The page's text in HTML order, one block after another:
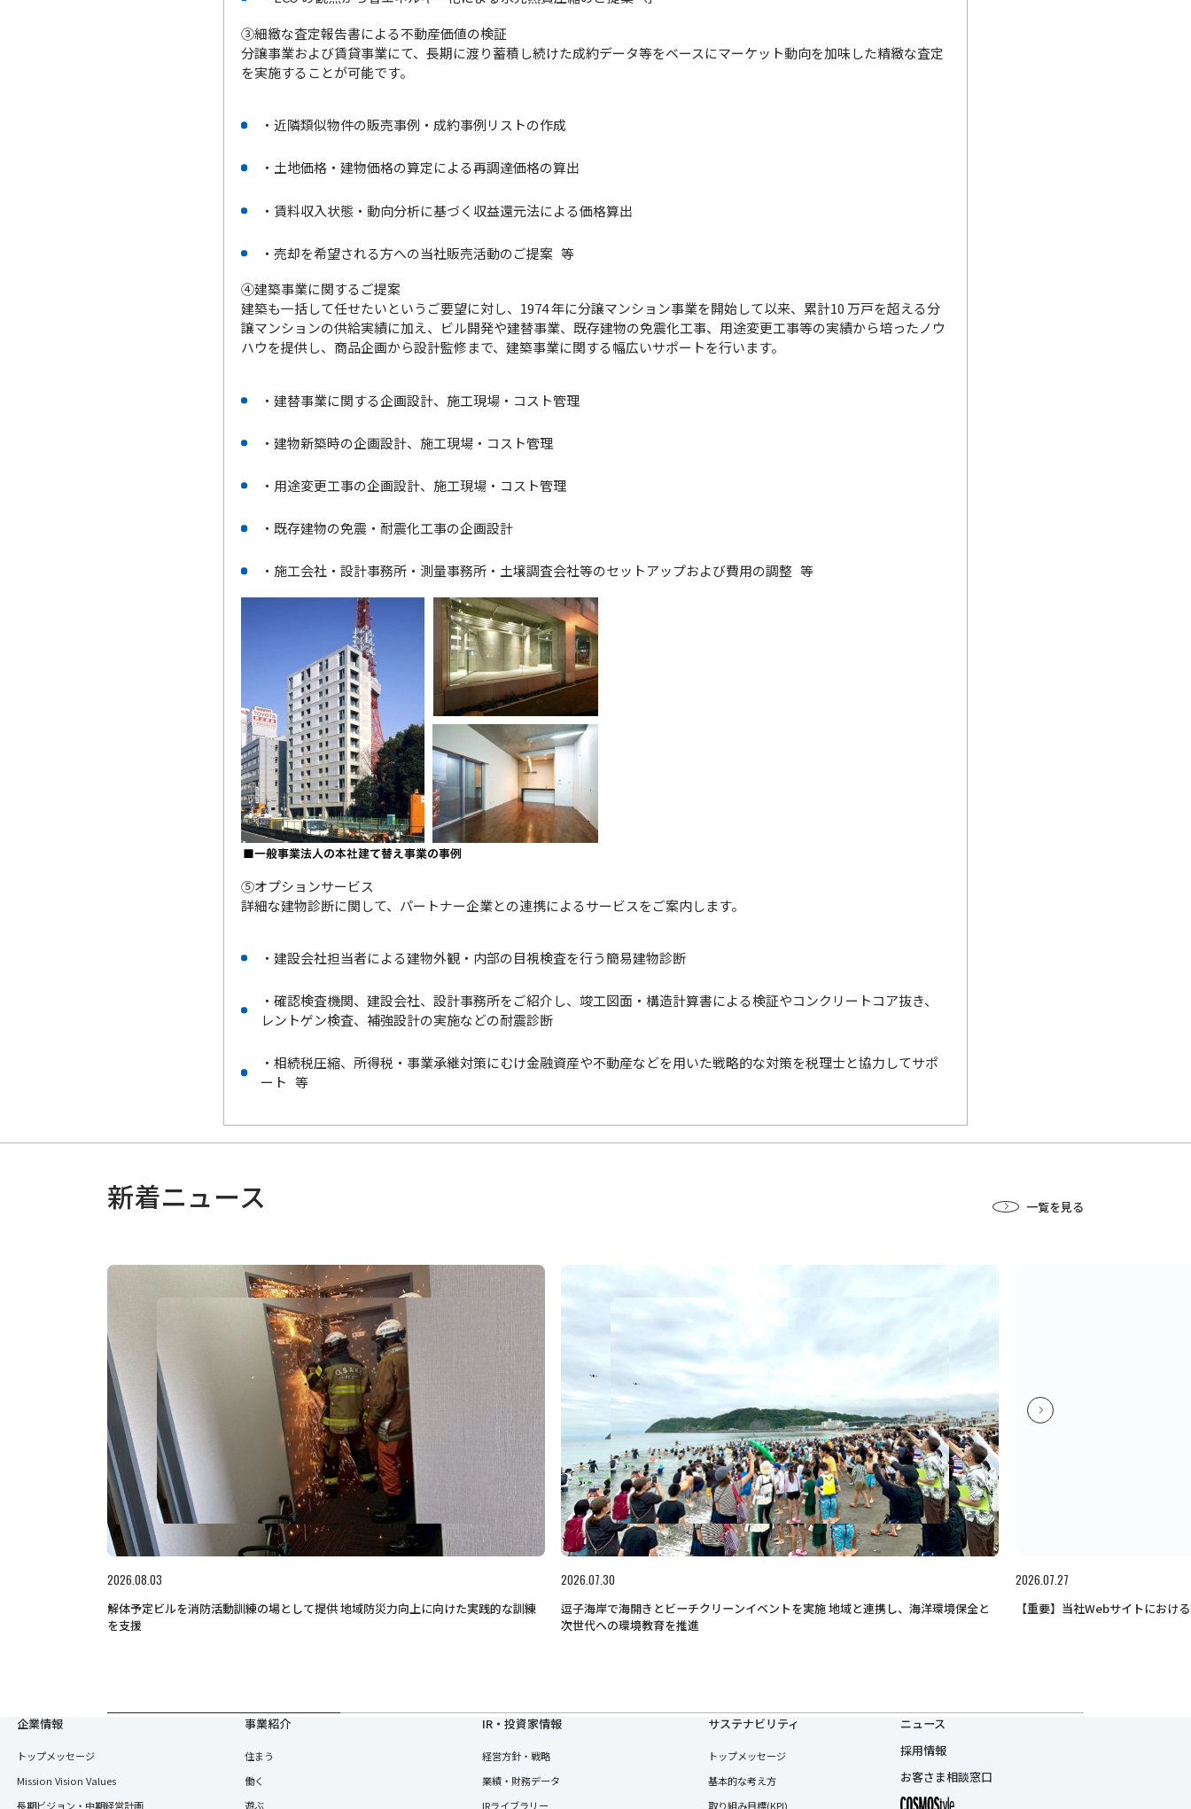
③細緻な査定報告書による不動産価値の検証
分譲事業および賃貸事業にて、長期に渡り蓄積し続けた成約データ等をベースにマーケット動向を加味した精緻な査定
を実施することが可能です。
・近隣類似物件の販売事例・成約事例リストの作成
・土地価格・建物価格の算定による再調達価格の算出
・賃料収入状態・動向分析に基づく収益還元法による価格算出
・売却を希望される方への当社販売活動のご提案 等
④建築事業に関するご提案
建築も一括して任せたいというご要望に対し、1974 年に分譲マンション事業を開始して以来、累計10 万戸を超える分
譲マンションの供給実績に加え、ビル開発や建替事業、既存建物の免震化工事、用途変更工事等の実績から培ったノウ
ハウを提供し、商品企画から設計監修まで、建築事業に関する幅広いサポートを行います。
・建替事業に関する企画設計、施工現場・コスト管理
・建物新築時の企画設計、施工現場・コスト管理
・用途変更工事の企画設計、施工現場・コスト管理
・既存建物の免震・耐震化工事の企画設計
・施工会社・設計事務所・測量事務所・土壌調査会社等のセットアップおよび費用の調整 等
⑤オプションサービス
詳細な建物診断に関して、パートナー企業との連携によるサービスをご案内します。
・建設会社担当者による建物外観・内部の目視検査を行う簡易建物診断
・確認検査機関、建設会社、設計事務所をご紹介し、竣工図面・構造計算書による検証やコンクリートコア抜き、
レントゲン検査、補強設計の実施などの耐震診断
・相続税圧縮、所得税・事業承継対策にむけ金融資産や不動産などを用いた戦略的な対策を税理士と協力してサポ
ート 等
新着ニュース 一覧を見る
2026.08.03
解体予定ビルを消防活動訓練の場として提供 地域防災力向上に向けた実践的な訓練
を支援
2026.07.30
逗子海岸で海開きとビーチクリーンイベントを実施 地域と連携し、海洋環境保全と
次世代への環境教育を推進
2026.07.27
【重要】当社Webサイトにおけ
企業情報
トップメッセージ
Mission Vision Values
長期ビジョン・中期経営計画
事業紹介
住まう
働く
遊ぶ
IR・投資家情報
経営方針・戦略
業績・財務データ
IRライブラリー
サステナビリティ
トップメッセージ
基本的な考え方
取り組み目標(KPI)
ニュース
採用情報
お客さま相談窓口